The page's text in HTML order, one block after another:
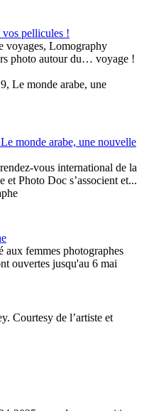
pellicules !
voyages, Lomography
photo autour du… voyage !
monde arabe, une nouvelle
vous international de la
Photo Doc s’associent et...
femmes photographes
ouvertes jusqu'au 6 mai
Courtesy de l’artiste et